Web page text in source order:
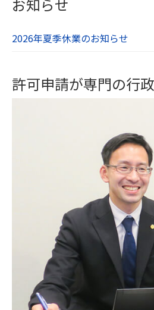
お知らせ
2026年夏季休業のお知らせ
許可申請が専門の行